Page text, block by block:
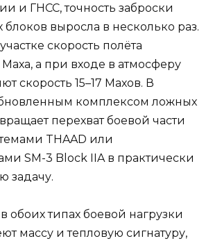
и ГНСС, точность заброски
блоков выросла в несколько раз.
скорость полёта
а при входе в атмосферу
скорость 15–17 Махов. В
комплексом ложных
перехват боевой части
THAAD или
SM-3 Block IIA в практически
задачу.
типах боевой нагрузки
массу и тепловую сигнатуру,